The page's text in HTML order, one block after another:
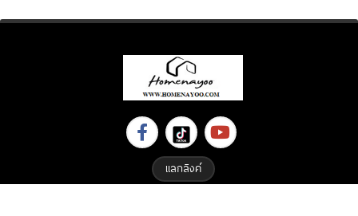
สายไหม ใกล้ทางด่วน 3
Krungthep Kreetha เอกสิทธิ์
แลกลิงค์